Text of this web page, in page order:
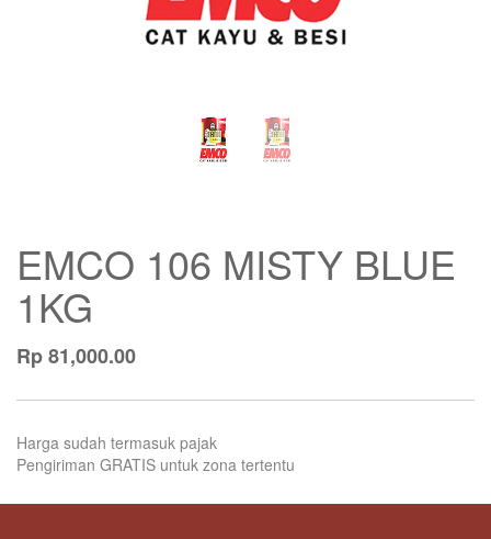
EMCO 106 MISTY BLUE
1KG
Rp81,000.00
Harga sudah termasuk pajak
Pengiriman GRATIS untuk zona tertentu